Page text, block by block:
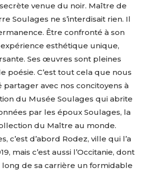
venue du noir. Maître de
Soulages ne s’interdisait rien. Il
Être confronté à son
esthétique unique,
Ses œuvres sont pleines
poésie. C’est tout cela que nous
partager avec nos concitoyens à
du Musée Soulages qui abrite
par les époux Soulages, la
du Maître au monde.
c’est d’abord Rodez, ville qui l’a
mais c’est aussi l’Occitanie, dont
de sa carrière un formidable